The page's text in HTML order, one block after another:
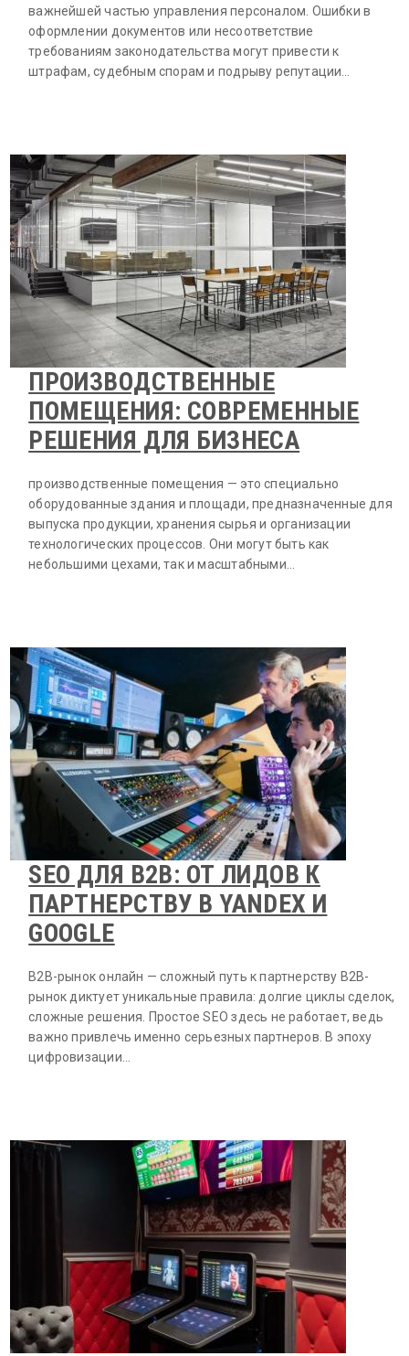
важнейшей частью управления персоналом. Ошибки в
оформлении документов или несоответствие
требованиям законодательства могут привести к
штрафам, судебным спорам и подрыву репутации…
ПРОИЗВОДСТВЕННЫЕ
ПОМЕЩЕНИЯ: СОВРЕМЕННЫЕ
РЕШЕНИЯ ДЛЯ БИЗНЕСА
производственные помещения — это специально
оборудованные здания и площади, предназначенные для
выпуска продукции, хранения сырья и организации
технологических процессов. Они могут быть как
небольшими цехами, так и масштабными…
SEO ДЛЯ B2B: ОТ ЛИДОВ К
ПАРТНЕРСТВУ В YANDEX И
GOOGLE
B2B-рынок онлайн — сложный путь к партнерству B2B-
рынок диктует уникальные правила: долгие циклы сделок,
сложные решения. Простое SEO здесь не работает, ведь
важно привлечь именно серьезных партнеров. В эпоху
цифровизации…